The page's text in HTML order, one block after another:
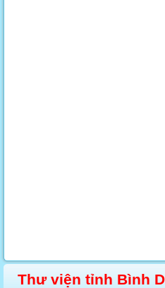
Thư viện tỉnh Bình